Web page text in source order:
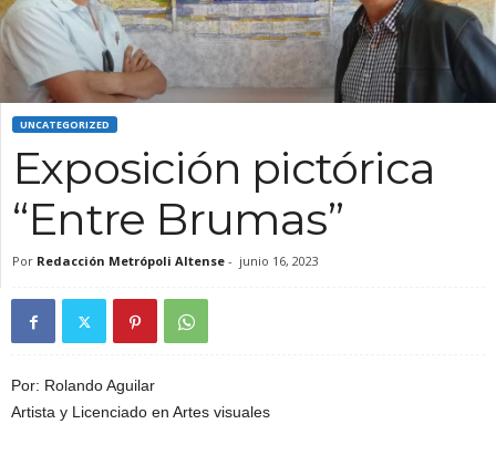
UNCATEGORIZED
Exposición pictórica
“Entre Brumas”
Por Redacción Metrópoli Altense - junio 16, 2023
Por: Rolando Aguilar
Artista y Licenciado en Artes visuales